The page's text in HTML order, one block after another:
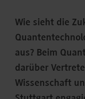
Wie sieht die
aus? Beim
darüber
Wissenschaft